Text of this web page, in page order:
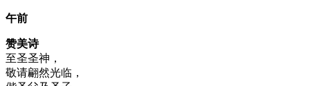
午前
赞美诗
至圣圣神，
敬请翩然光临，